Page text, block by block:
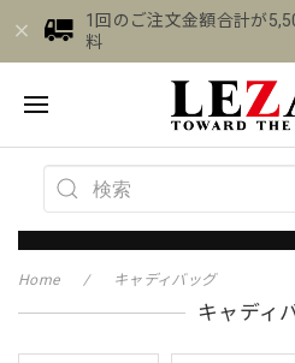
1回のご注文金額合計が
料
Home キャディバッグ
キャディ